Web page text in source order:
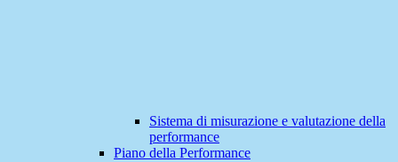
Sistema di misurazione e valutazione della
performance
Piano della Performance